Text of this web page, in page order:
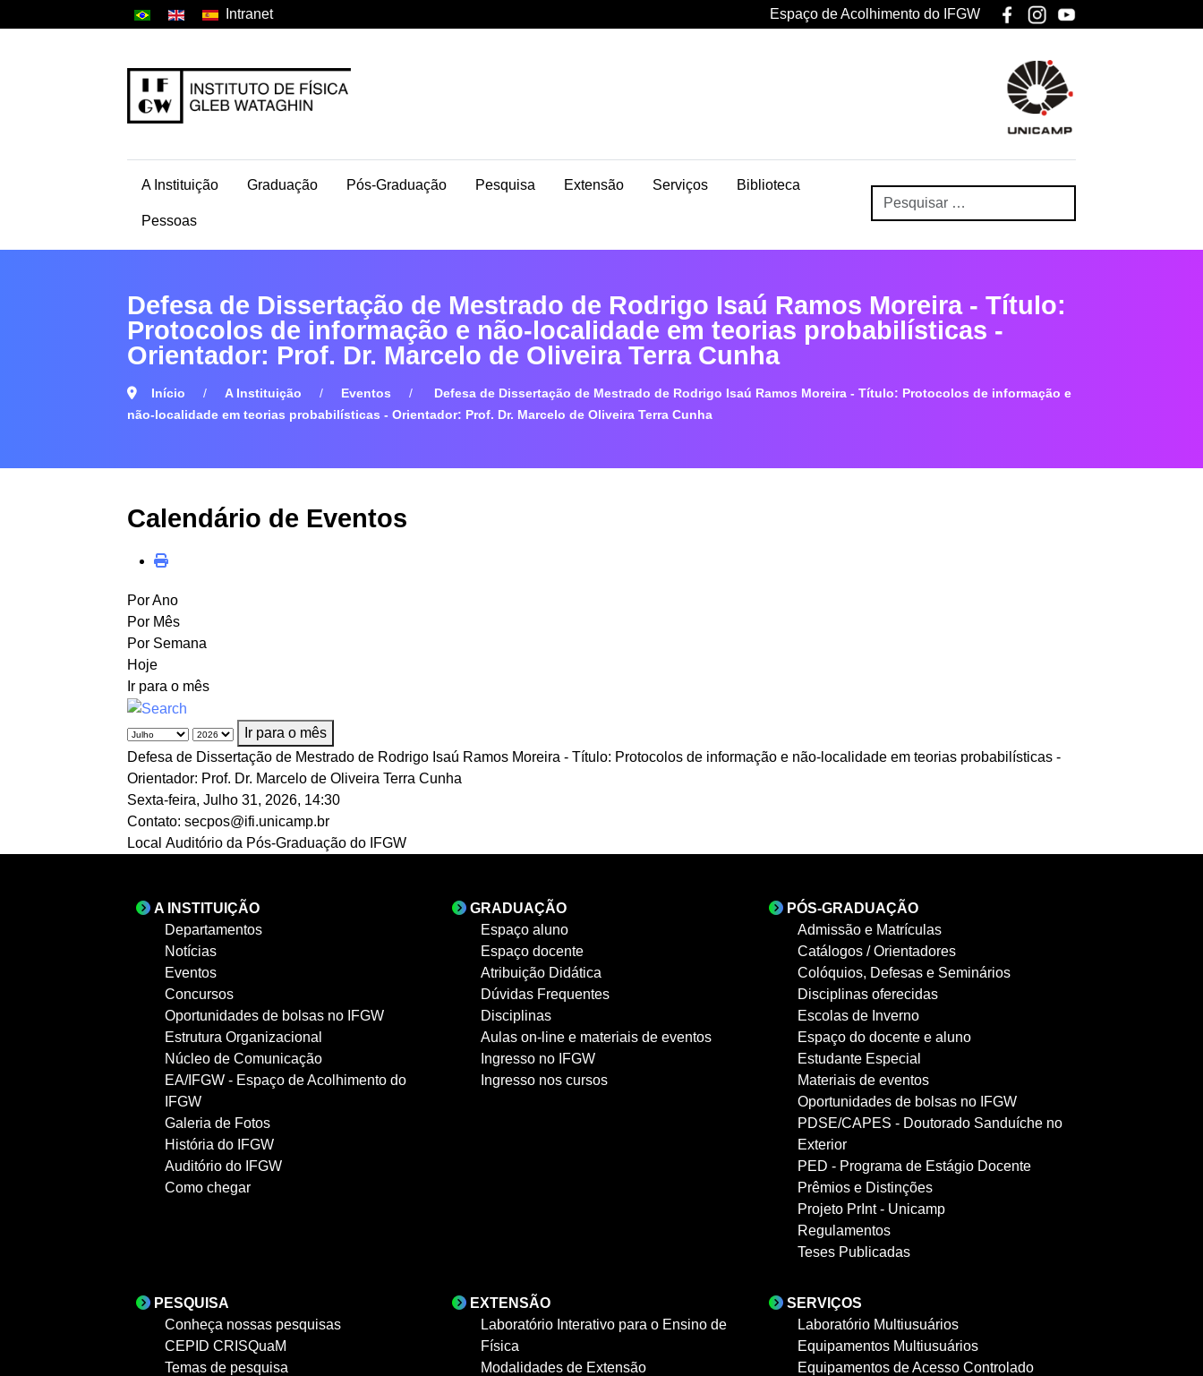
Intranet Espaço de Acolhimento do IFGW
A Instituição Graduação Pós-Graduação Pesquisa Extensão Serviços Biblioteca
Pessoas
Defesa de Dissertação de Mestrado de Rodrigo Isaú Ramos Moreira - Título:
Protocolos de informação e não-localidade em teorias probabilísticas -
Orientador: Prof. Dr. Marcelo de Oliveira Terra Cunha
Início A Instituição Eventos
Defesa de Dissertação de Mestrado de Rodrigo Isaú Ramos Moreira - Título: Protocolos de informação e
não-localidade em teorias probabilísticas - Orientador: Prof. Dr. Marcelo de Oliveira Terra Cunha
Calendário de Eventos
Por Ano
Por Mês
Por Semana
Hoje
Ir para o mês
Ir para o mês
Defesa de Dissertação de Mestrado de Rodrigo Isaú Ramos Moreira - Título: Protocolos de informação e não-localidade em teorias probabilísticas -
Orientador: Prof. Dr. Marcelo de Oliveira Terra Cunha
Sexta-feira, Julho 31, 2026, 14:30
Contato: secpos@ifi.unicamp.br
Local Auditório da Pós-Graduação do IFGW
A INSTITUIÇÃO
Departamentos
Notícias
Eventos
Concursos
Oportunidades de bolsas no IFGW
Estrutura Organizacional
Núcleo de Comunicação
EA/IFGW - Espaço de Acolhimento do
IFGW
Galeria de Fotos
História do IFGW
Auditório do IFGW
Como chegar
GRADUAÇÃO
Espaço aluno
Espaço docente
Atribuição Didática
Dúvidas Frequentes
Disciplinas
Aulas on-line e materiais de eventos
Ingresso no IFGW
Ingresso nos cursos
PÓS-GRADUAÇÃO
Admissão e Matrículas
Catálogos / Orientadores
Colóquios, Defesas e Seminários
Disciplinas oferecidas
Escolas de Inverno
Espaço do docente e aluno
Estudante Especial
Materiais de eventos
Oportunidades de bolsas no IFGW
PDSE/CAPES - Doutorado Sanduíche no
Exterior
PED - Programa de Estágio Docente
Prêmios e Distinções
Projeto PrInt - Unicamp
Regulamentos
Teses Publicadas
PESQUISA
Conheça nossas pesquisas
CEPID CRISQuaM
Temas de pesquisa
EXTENSÃO
Laboratório Interativo para o Ensino de
Física
Modalidades de Extensão
SERVIÇOS
Laboratório Multiusuários
Equipamentos Multiusuários
Equipamentos de Acesso Controlado